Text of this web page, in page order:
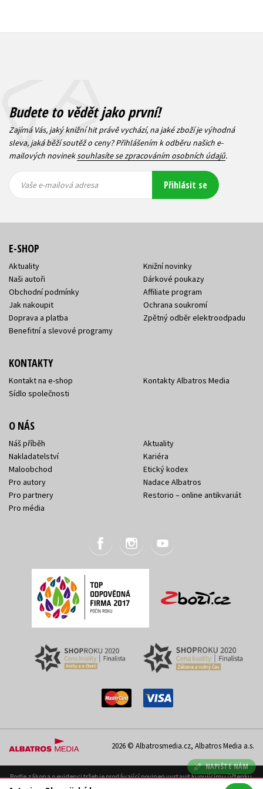
NAPIŠTE NÁM
Budete to vědět jako první!
Zajímá Vás, jaký knižní hit právě vychází, na jaké zboží je výhodná
sleva, jaká běží soutěž o ceny? Přihlášením k odběru našich e-
mailových novineksouhlasíte se zpracováním osobních údajů.
mailová
mailová
Vaše e-mailová adresa Přihlásit se
E-SHOP
Aktuality
Naši autoři
Obchodní podmínky
Jak nakoupit
Doprava a platba
Benefitní a slevové programy
Knižní novinky
Dárkové poukazy
Affiliate program
Ochrana soukromí
Zpětný odběr elektroodpadu
KONTAKTY
Kontakt na e-shop
Sídlo společnosti
Kontakty Albatros Media
O NÁS
Náš příběh
Nakladatelství
Maloobchod
Pro autory
Pro partnery
Pro média
Aktuality
Kariéra
Etický kodex
Nadace Albatros
Restorio – online antikvariát
2026 © Albatrosmedia.cz, Albatros Media a.s.
Podle zákona o evidenci tržeb je prodávající povinen vystavit kupujícímu účtenku.
Zároveň je povinen zaevidovat přijatou tržbu u správce daně on-line; v případě